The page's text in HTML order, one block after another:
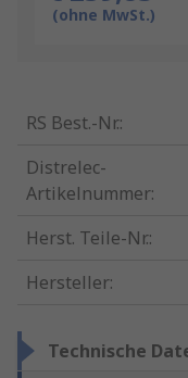
(ohne MwSt.)
RS Best.-Nr.:
Distrelec-
Artikelnummer:
Herst. Teile-Nr.:
Hersteller:
Technische